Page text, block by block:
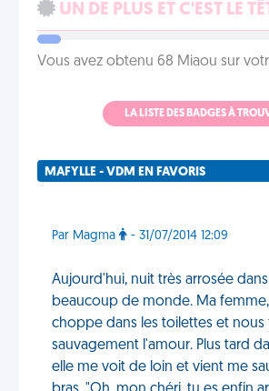
UN DE PLUS ET C'EST LE
Vous avez obtenu 68 Miaou sur
LA LISTE DES BADGES À
MAFYLLE - VDM EN FAVORIS
Par Magma - 31/07/2014 12:09
Aujourd'hui, nuit très arrosée
beaucoup de monde. Ma
choppe dans les toilettes et nous
sauvagement l'amour. Plus tard
elle me voit de loin et vient me